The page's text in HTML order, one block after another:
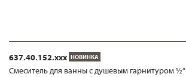
637.40.152.xxx НОВИНКА
Смеситель для ванны с душевым гарнитуром ½“